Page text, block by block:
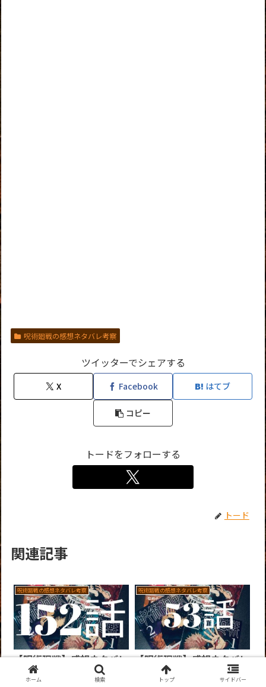
呪術廻戦の感想ネタバレ考察
ツイッターでシェアする
X Facebook はてブ
コピー
トードをフォローする
トード
関連記事
呪術廻戦の感想ネタバレ考察
【呪術廻戦】感想ネタバレ
考察＜152話＞禪院家、無
くなる。
呪術廻戦の感想ネタバレ考察
【呪術廻戦】感想ネタバレ
考察＜53話＞盗まれた受
胎九相図。そして始まるの
ホーム 検索 トップ サイドバー